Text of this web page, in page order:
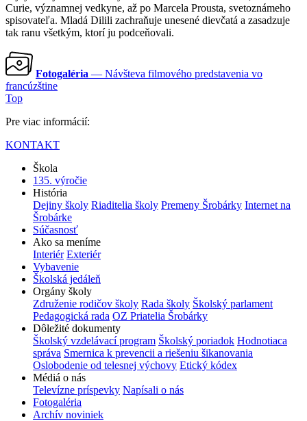
Curie, významnej vedkyne, až po Marcela Prousta, svetoznámeho
spisovateľa. Mladá Dilili zachraňuje unesené dievčatá a zasadzuje
tak ranu všetkým, ktorí ju podceňovali.
Fotogaléria — Návšteva filmového predstavenia vo
francúzštine
Top
Pre viac informácií:
KONTAKT
Škola
135. výročie
História
Dejiny školy Riaditelia školy Premeny Šrobárky Internet na
Šrobárke
Súčasnosť
Ako sa meníme
Interiér Exteriér
Vybavenie
Školská jedáleň
Orgány školy
Združenie rodičov školy Rada školy Školský parlament
Pedagogická rada OZ Priatelia Šrobárky
Dôležité dokumenty
Školský vzdelávací program Školský poriadok Hodnotiaca
správa Smernica k prevencii a riešeniu šikanovania
Oslobodenie od telesnej výchovy Etický kódex
Médiá o nás
Televízne príspevky Napísali o nás
Fotogaléria
Archív noviniek